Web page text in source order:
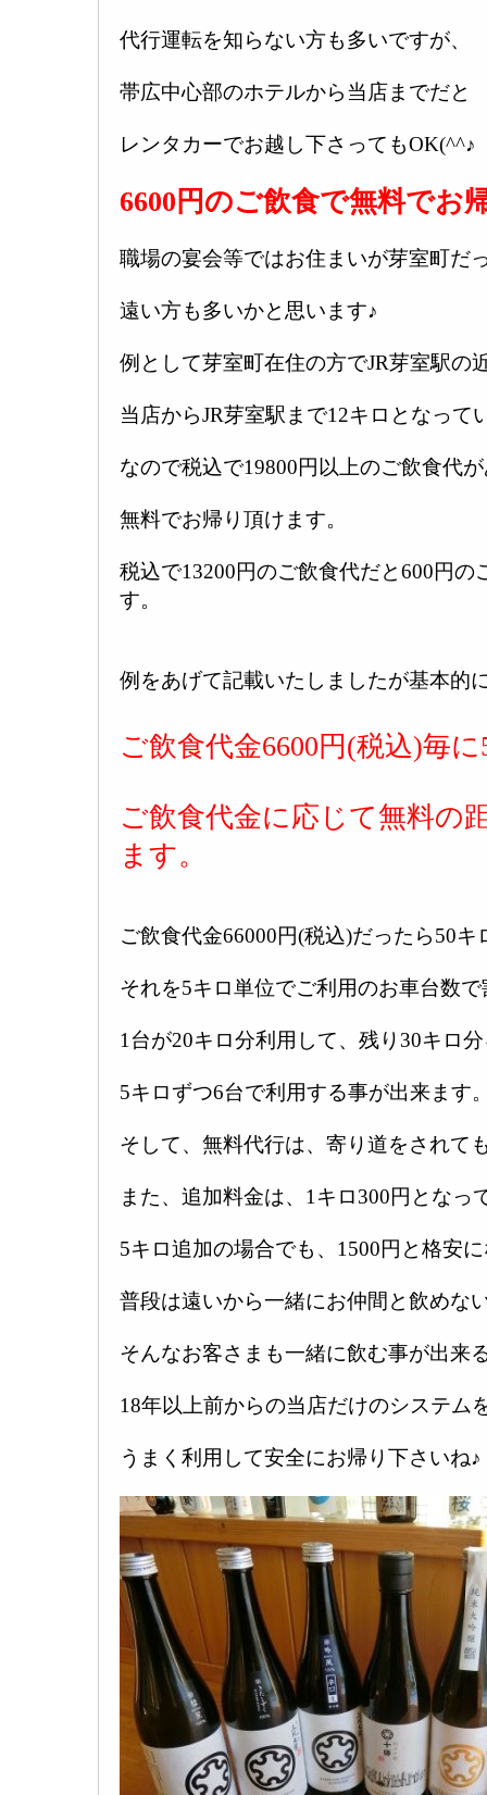
代行運転を知らない方も多いですが、
帯広中心部のホテルから当店までだと
レンタカーでお越し下さってもOK(^^♪
6600円のご飲食で無料でお
職場の宴会等ではお住まいが芽室町だ
遠い方も多いかと思います♪
例として芽室町在住の方でJR芽室駅の
当店からJR芽室駅まで12キロとなって
なので税込で19800円以上のご飲食代
無料でお帰り頂けます。
税込で13200円のご飲食代だと600円の
す。
例をあげて記載いたしましたが基本的
ご飲食代金6600円(税込)毎
ご飲食代金に応じて無料の
ます。
ご飲食代金66000円(税込)だったら50キ
それを5キロ単位でご利用のお車台数
1台が20キロ分利用して、残り30キロ
5キロずつ6台で利用する事が出来ます
そして、無料代行は、寄り道をされて
また、追加料金は、1キロ300円となっ
5キロ追加の場合でも、1500円と格安
普段は遠いから一緒にお仲間と飲めな
そんなお客さまも一緒に飲む事が出来
18年以上前からの当店だけのシステム
うまく利用して安全にお帰り下さいね♪